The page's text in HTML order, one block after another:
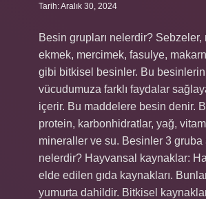
Tarih: Aralık 30, 2024
Besin grupları nelerdir? Sebzeler,
ekmek, mercimek, fasulye,
gibi bitkisel besinler. Bu
vücudumuza farklı faydalar
içerir. Bu maddelere besin denir.
protein, karbonhidratlar, yağ,
mineraller ve su. Besinler 3 gruba
nelerdir? Hayvansal kaynaklar:
elde edilen gıda kaynakları.
yumurta dahildir. Bitkisel